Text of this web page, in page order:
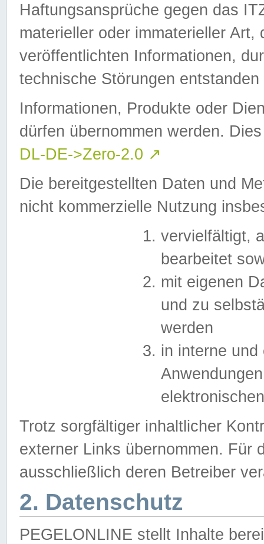
Haftungsansprüche gegen das
materieller oder immaterieller
veröffentlichten Informationen,
technische Störungen
Informationen, Produkte oder
dürfen übernommen werden.
DL-DE->Zero-2.0 ↗
Die bereitgestellten Daten und
nicht kommerzielle Nutzung
vervielfältigt,
bearbeitet
mit eigenen
und zu
werden
in interne
Trotz sorgfältiger inhaltlicher
externer Links übernommen. Für
ausschließlich deren Betreiber
2. Datenschutz
PEGELONLINE stellt Inhalte